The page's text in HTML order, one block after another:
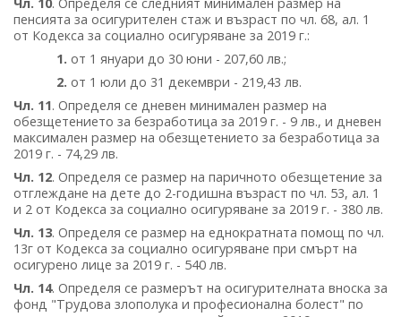
пенсията за осигурителен стаж и възраст по чл. 68, ал. 1
от Кодекса за социално осигуряване за 2019 г.:
1. от 1 януари до 30 юни - 207,60 лв.;
2. от 1 юли до 31 декември - 219,43 лв.
Чл. 11. Определя се дневен минимален размер на
обезщетението за безработица за 2019 г. - 9 лв., и дневен
максимален размер на обезщетението за безработица за
2019 г. - 74,29 лв.
Чл. 12. Определя се размер на паричното обезщетение за
отглеждане на дете до 2-годишна възраст по чл. 53, ал. 1
и 2 от Кодекса за социално осигуряване за 2019 г. - 380 лв.
Чл. 13. Определя се размер на еднократната помощ по чл.
13г от Кодекса за социално осигуряване при смърт на
осигурено лице за 2019 г. - 540 лв.
Чл. 14. Определя се размерът на осигурителната вноска за
фонд "Трудова злополука и професионална болест" по